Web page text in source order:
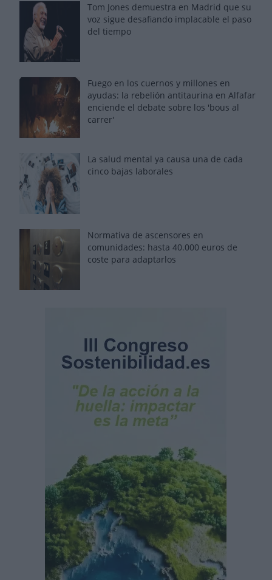
Tom Jones demuestra en Madrid que su
voz sigue desafiando implacable el paso
del tiempo
Fuego en los cuernos y millones en
ayudas: la rebelión antitaurina en Alfafar
enciende el debate sobre los 'bous al
carrer'
La salud mental ya causa una de cada
cinco bajas laborales
Normativa de ascensores en
comunidades: hasta 40.000 euros de
coste para adaptarlos